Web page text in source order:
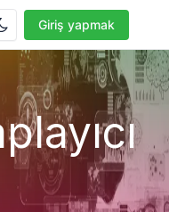
Giriş yapmak